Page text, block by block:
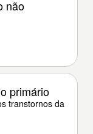
não
primário
transtornos da